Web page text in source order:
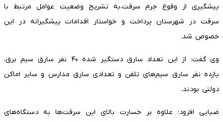
پیشگیری از وقوع جرم سرقت،به تشریح وضعیت عوامل مرتبط با
سرقت در شهرستان پرداخت و خواستار اقدامات پیشگیرانه در این
خصوص شد.
وی گفت: از این تعداد سارق دستگیر شده ۴۰ نفر سارق سیم برق،
یازده نفر سارق سیم‌های تلفن و تعدادی سارق مدارس و سایر اماکن
دولتی بودند.
ضیایی افزود: علاوه بر خسارت بالای این سرقت‌ها به دستگاه‌های